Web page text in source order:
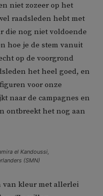
niet zozeer op het
raadsleden hebt met
die nog niet voldoende
hoe je de stem vanuit
op de voorgrond
het heel goed, en
voor onze
naar de campagnes en
ontbreekt het nog aan
el Kandoussi,
(SMN)
van kleur met allerlei